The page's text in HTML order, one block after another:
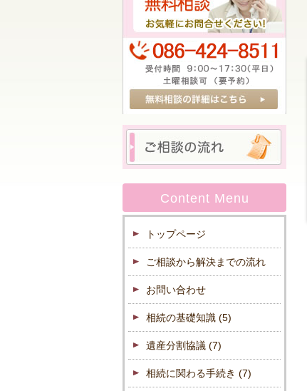
Content Menu
トップページ
ご相談から解決までの流れ
お問い合わせ
相続の基礎知識 (5)
遺産分割協議 (7)
相続に関わる手続き (7)